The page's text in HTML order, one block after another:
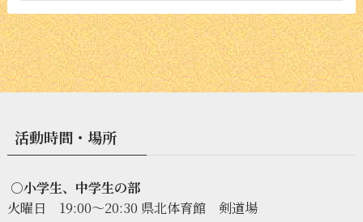
活動時間・場所
○小学生、中学生の部
火曜日 19:00〜20:30 県北体育館 剣道場